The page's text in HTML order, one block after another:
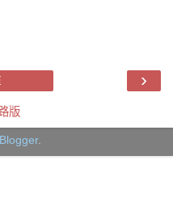
›
版
Blogger.